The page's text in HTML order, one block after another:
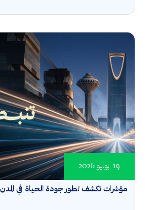
مؤشرات تكشف تطور جودة الحياة في
19 يوليو 2026